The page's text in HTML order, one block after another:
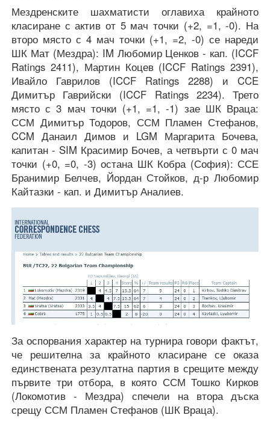
Мездренските шахматисти оглавиха крайното
класиране с актив от 5 мач точки (+2, =1, -0). На
второ място с 4 мач точки (+1, =2, -0) се нареди
ШК Мат (Мездра): IM Любомир Ценков - кап. (ICCF
Ratings 2411), Мартин Коцев (ICCF Ratings 2391),
Ивайло Гаврилов (ICCF Ratings 2288) и CCE
Димитър Гаврийски (ICCF Ratings 2234). Трето
място с 3 мач точки (+1, =1, -1) зае ШК Враца:
ССМ Димитър Тодоров, ССМ Пламен Стефанов,
CCM Данаил Димов и LGM Маргарита Бочева,
капитан - SIM Красимир Бочев, а четвърти с 0 мач
точки (+0, =0, -3) остана ШК Кобра (София): ССЕ
Бранимир Белчев, Йордан Стойков, д-р Любомир
Кайтазки - кап. и Димитър Аналиев.
За оспорвания характер на турнира говори фактът,
че решителна за крайното класиране се оказа
единствената резултатна партия в срещите между
първите три отбора, в която ССМ Тошко Кирков
(Локомотив - Мездра) спечели на втора дъска
срещу ССМ Пламен Стефанов (ШК Враца).